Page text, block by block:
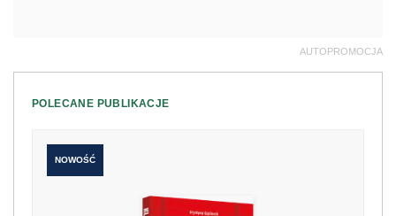
AUTOPROMOCJA
POLECANE PUBLIKACJE
NOWOŚĆ